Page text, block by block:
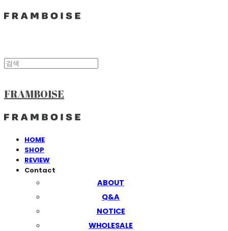
FRAMBOISE
HOME
SHOP
REVIEW
Contact
ABOUT
Q&A
NOTICE
WHOLESALE